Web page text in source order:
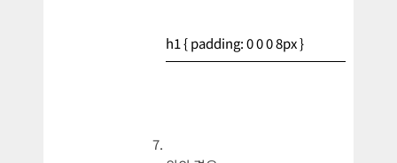
h1 { padding: 0 0 0 8px }